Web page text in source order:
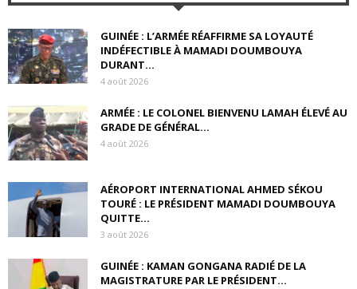
GUINÉE : L’ARMÉE RÉAFFIRME SA LOYAUTÉ
INDÉFECTIBLE À MAMADI DOUMBOUYA
DURANT...
4 août 2026
ARMÉE : LE COLONEL BIENVENU LAMAH ÉLEVÉ AU
GRADE DE GÉNÉRAL...
4 août 2026
AÉROPORT INTERNATIONAL AHMED SÉKOU
TOURÉ : LE PRÉSIDENT MAMADI DOUMBOUYA
QUITTE...
3 août 2026
GUINÉE : KAMAN GONGANA RADIÉ DE LA
MAGISTRATURE PAR LE PRÉSIDENT...